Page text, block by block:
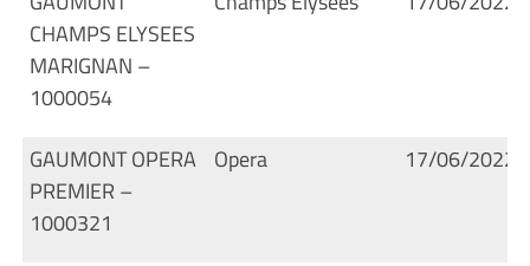
CHAMPS ELYSEES
MARIGNAN –
1000054
GAUMONT OPERA
PREMIER –
1000321
Opera 17/06/2022